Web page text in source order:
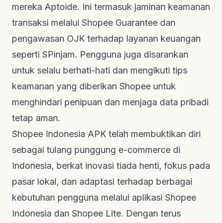
mereka Aptoide. Ini termasuk jaminan keamanan
transaksi melalui Shopee Guarantee dan
pengawasan OJK terhadap layanan keuangan
seperti SPinjam. Pengguna juga disarankan
untuk selalu berhati-hati dan mengikuti tips
keamanan yang diberikan Shopee untuk
menghindari penipuan dan menjaga data pribadi
tetap aman.
Shopee Indonesia APK telah membuktikan diri
sebagai tulang punggung e-commerce di
Indonesia, berkat inovasi tiada henti, fokus pada
pasar lokal, dan adaptasi terhadap berbagai
kebutuhan pengguna melalui aplikasi Shopee
Indonesia dan Shopee Lite. Dengan terus